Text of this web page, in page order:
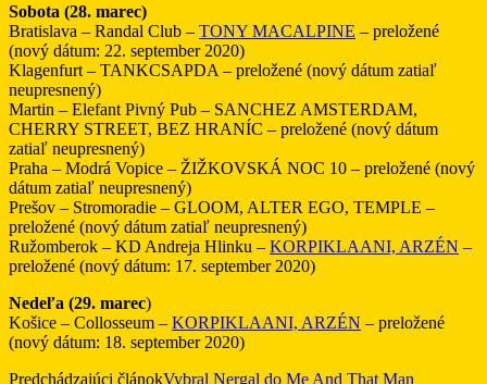
Sobota (28. marec)
Bratislava – Randal Club – TONY MACALPINE – preložené
(nový dátum: 22. september 2020)
Klagenfurt – TANKCSAPDA – preložené (nový dátum zatiaľ
neupresnený)
Martin – Elefant Pivný Pub – SANCHEZ AMSTERDAM,
CHERRY STREET, BEZ HRANÍC – preložené (nový dátum
zatiaľ neupresnený)
Praha – Modrá Vopice – ŽIŽKOVSKÁ NOC 10 – preložené (nový
dátum zatiaľ neupresnený)
Prešov – Stromoradie – GLOOM, ALTER EGO, TEMPLE –
preložené (nový dátum zatiaľ neupresnený)
Ružomberok – KD Andreja Hlinku – KORPIKLAANI, ARZÉN –
preložené (nový dátum: 17. september 2020)
Nedeľa (29. marec)
Košice – Collosseum – KORPIKLAANI, ARZÉN – preložené
(nový dátum: 18. september 2020)
Predchádzajúci článokVybral Nergal do Me And That Man